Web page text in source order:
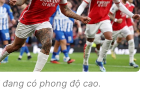
đang có phong độ cao.